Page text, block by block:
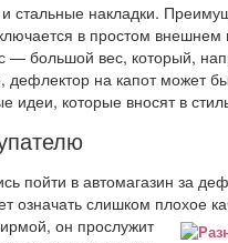
стальные накладки.
в простом
— большой вес, который,
на капот может
идеи, которые вносят в
пойти в автомагазин за
означать слишком плохое
он прослужит